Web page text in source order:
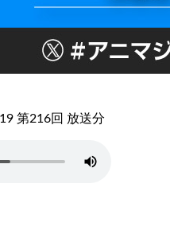
第216回 放送分